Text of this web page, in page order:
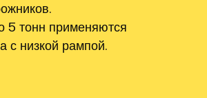
5 тонн применяются
с низкой рампой.